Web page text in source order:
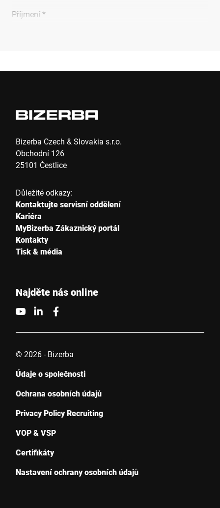
Příjmení *
Poštovní směrovací číslo *
Město *
Vaše zpráva *
Tímto potvrzuji, že souhlasím s použitím svých údajů ke
Prohlášení o ochraně údajů
Click to start verification
Bizerba Czech & Slovakia s.r.o.
Obchodní 126
25101 Čestlice
Důležité odkazy:
Kontaktujte servisní oddělení
Kariéra
MyBizerba Zákaznický portál
Kontakty
Tisk & média
Najděte nás online
© 2026 - Bizerba
Údaje o společnosti
Ochrana osobních údajů
Privacy Policy Recruiting
VOP & VSP
Certifikáty
Nastavení ochrany osobních údajů